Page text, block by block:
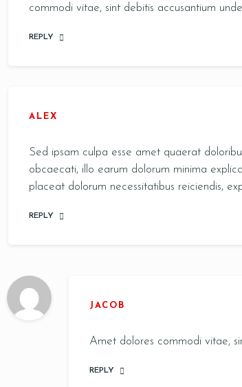
commodi vitae, sint debitis accusantium
REPLY
ALEX
Sed ipsam culpa esse amet quaerat
obcaecati, illo earum dolorum minima
placeat dolorum necessitatibus reiciendis,
REPLY
JACOB
Amet dolores commodi vitae,
REPLY